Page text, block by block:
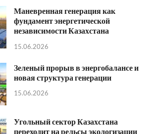
Маневренная генерация как
фундамент энергетической
независимости Казахстана
15.06.2026
Зеленый прорыв в энергобалансе и
новая структура генерации
15.06.2026
Угольный сектор Казахстана
переходит на рельсы экологизации